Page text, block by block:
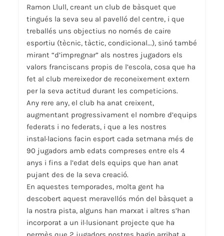
Ramon Llull, creant un club de bàsquet que
tingués la seva seu al pavelló del centre, i que
treballés uns objectius no només de caire
esportiu (tècnic, tàctic, condicional...), sinó també
mirant “d’impregnar” als nostres jugadors els
valors franciscans propis de l’escola, cosa que ha
fet al club mereixedor de reconeixement extern
per la seva actitud durant les competicions.
Any rere any, el club ha anat creixent,
augmentant progressivament el nombre d’equips
federats i no federats, i que a les nostres
instal·lacions facin esport cada setmana més de
90 jugadors amb edats compreses entre els 4
anys i fins a l’edat dels equips que han anat
pujant des de la seva creació.
En aquestes temporades, molta gent ha
descobert aquest meravellós món del bàsquet a
la nostra pista, alguns han marxat i altres s’han
incorporat a un il·lusionant projecte que ha